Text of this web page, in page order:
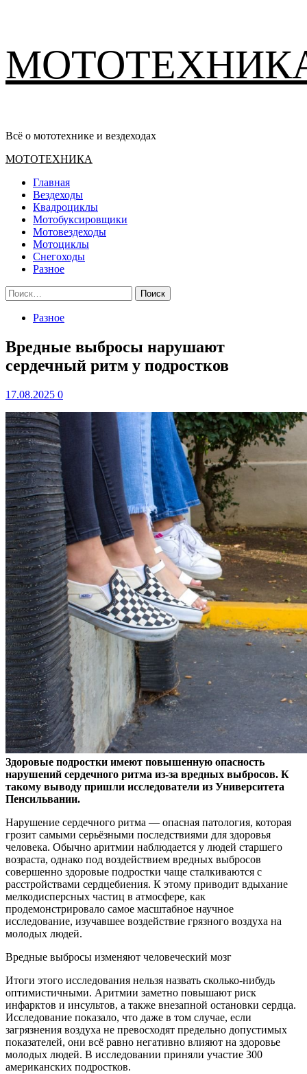
содержимому
Всё о мототехнике и вездеходах
Основное
МОТОТЕХНИКА
Главная
Вездеходы
Квадроциклы
Мотобуксировщики
Мотовездеходы
Мотоциклы
Снегоходы
Разное
Найти:
Разное
Вредные выбросы нарушают
сердечный ритм у подростков
17.08.2025 0
Здоровые подростки имеют повышенную опасность
нарушений сердечного ритма из-за вредных выбросов. К
такому выводу пришли исследователи из Университета
Пенсильвании.
Нарушение сердечного ритма — опасная патология, которая
грозит самыми серьёзными последствиями для здоровья
человека. Обычно аритмии наблюдается у людей старшего
возраста, однако под воздействием вредных выбросов
совершенно здоровые подростки чаще сталкиваются с
расстройствами сердцебиения. К этому приводит вдыхание
мелкодисперсных частиц в атмосфере, как
продемонстрировало самое масштабное научное
исследование, изучавшее воздействие грязного воздуха на
молодых людей.
Вредные выбросы изменяют человеческий мозг
Итоги этого исследования нельзя назвать сколько-нибудь
оптимистичными. Аритмии заметно повышают риск
инфарктов и инсультов, а также внезапной остановки сердца.
Исследование показало, что даже в том случае, если
загрязнения воздуха не превосходят предельно допустимых
показателей, они всё равно негативно влияют на здоровье
молодых людей. В исследовании приняли участие 300
американских подростков.